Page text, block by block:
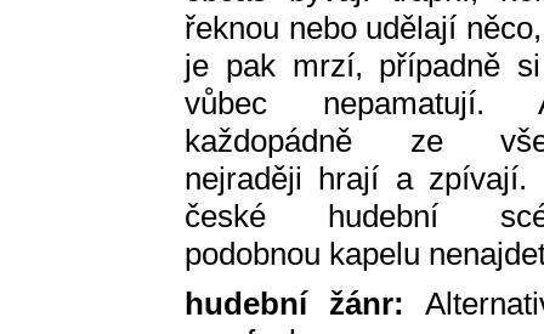
řeknou nebo udělají
je pak mrzí, případně
vůbec nepamatují.
každopádně ze
nejraději hrají a zpívají.
české hudební
podobnou kapelu
hudební žánr: